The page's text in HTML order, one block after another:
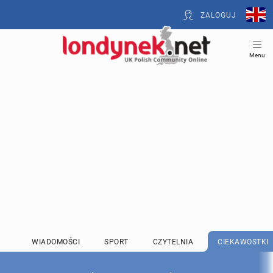
ZALOGUJ
Menu
WIADOMOŚCI SPORT CZYTELNIA CIEKAWOSTKI